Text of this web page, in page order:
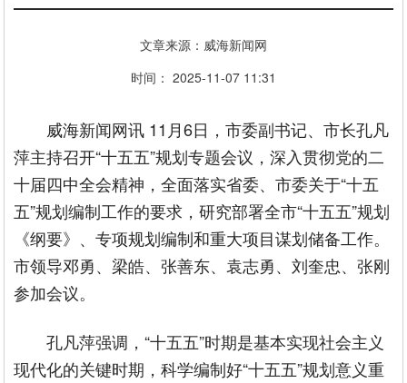
文章来源：威海新闻网
时间： 2025-11-07 11:31
威海新闻网讯 11月6日，市委副书记、市长孔凡
萍主持召开“十五五”规划专题会议，深入贯彻党的二
十届四中全会精神，全面落实省委、市委关于“十五
五”规划编制工作的要求，研究部署全市“十五五”规划
《纲要》、专项规划编制和重大项目谋划储备工作。
市领导邓勇、梁皓、张善东、袁志勇、刘奎忠、张刚
参加会议。
孔凡萍强调，“十五五”时期是基本实现社会主义
现代化的关键时期，科学编制好“十五五”规划意义重